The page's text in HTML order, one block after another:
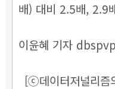
배) 대비 2.5배, 2.9
이윤혜 기자
[ⓒ데이터저널리즘